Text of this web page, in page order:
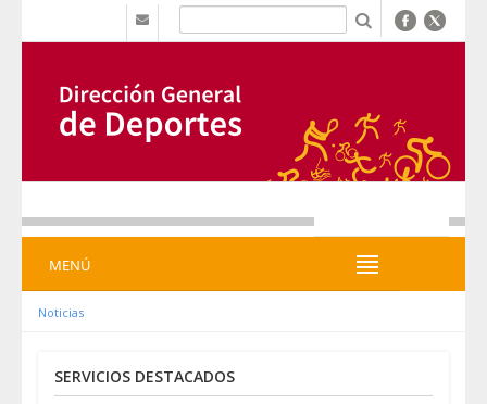
Saltar al contenido
MENÚ
Noticias
SERVICIOS DESTACADOS